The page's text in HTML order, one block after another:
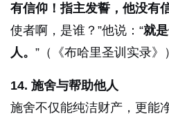
有信仰！指主发誓，他没有
使者啊，是谁？”他说：“就
人。 ”（《布哈里圣训实录》）
14. 施舍与帮助他人
施舍不仅能纯洁财产，更能